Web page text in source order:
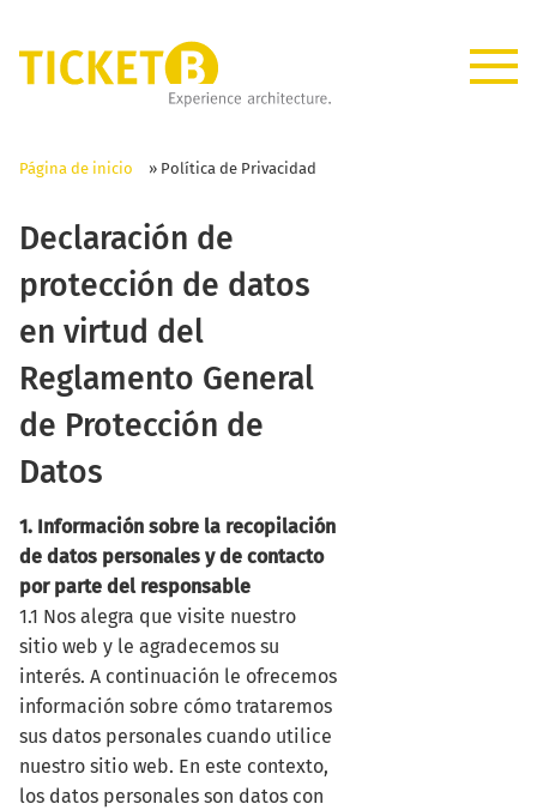
Página de inicio » Política de Privacidad
Declaración de
protección de datos
en virtud del
Reglamento General
de Protección de
Datos
1. Información sobre la recopilación
de datos personales y de contacto
por parte del responsable
1.1 Nos alegra que visite nuestro
sitio web y le agradecemos su
interés. A continuación le ofrecemos
información sobre cómo trataremos
sus datos personales cuando utilice
nuestro sitio web. En este contexto,
los datos personales son datos con